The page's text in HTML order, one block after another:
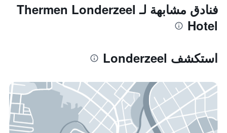
فنادق مشابهة لـ Thermen Londerzeel
Hotel
استكشف Londerzeel